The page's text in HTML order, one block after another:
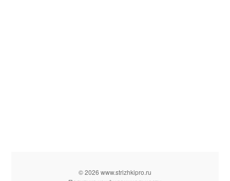
© 2026 www.strizhkipro.ru